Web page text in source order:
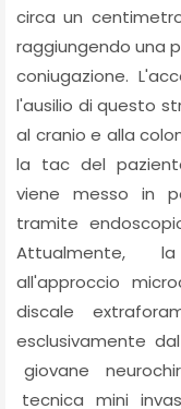
circa un
raggiungendo una
coniugazione.
l'ausilio di questo
al cranio e alla
la tac del
viene messo in
tramite
Attualmente,
all'approccio
discale
esclusivamente
giovane
tecnica mini